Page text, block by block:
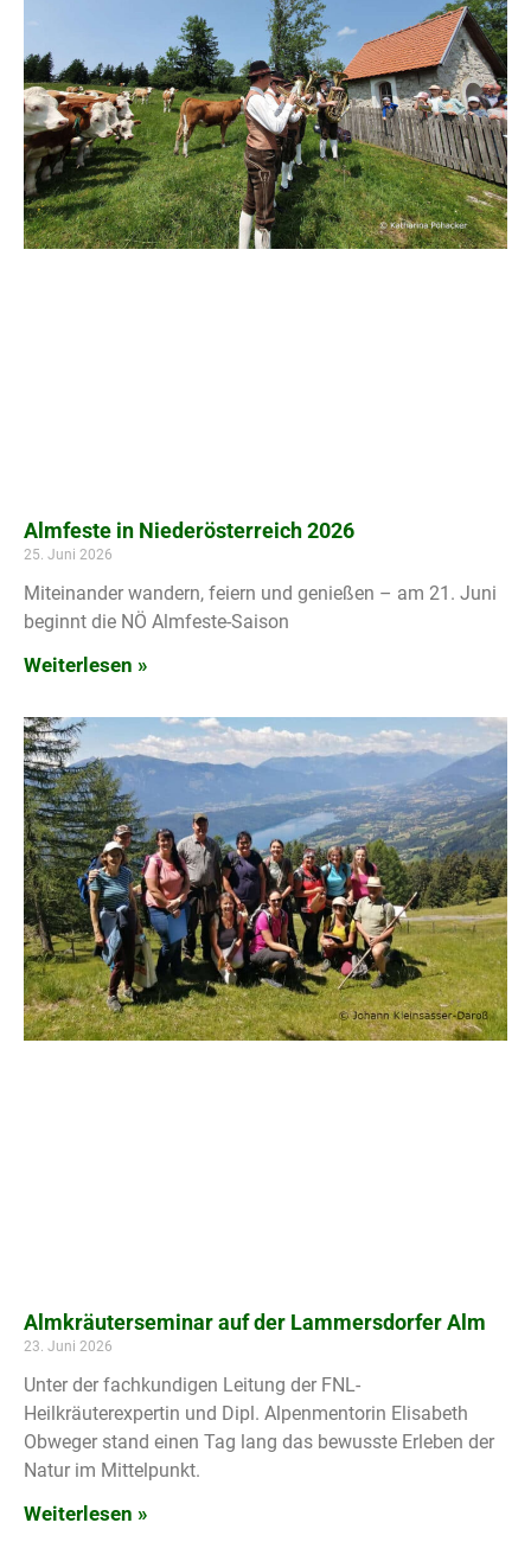
Almfeste in Niederösterreich 2026
25. Juni 2026
Miteinander wandern, feiern und genießen – am 21. Juni
beginnt die NÖ Almfeste-Saison
Weiterlesen »
Almkräuterseminar auf der Lammersdorfer Alm
23. Juni 2026
Unter der fachkundigen Leitung der FNL-
Heilkräuterexpertin und Dipl. Alpenmentorin Elisabeth
Obweger stand einen Tag lang das bewusste Erleben der
Natur im Mittelpunkt.
Weiterlesen »